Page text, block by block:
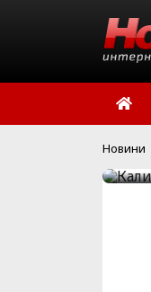
Новини